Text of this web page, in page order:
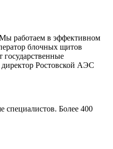
работаем в эффективном
блочных щитов
директор Ростовской АЭС
специалистов. Более 400